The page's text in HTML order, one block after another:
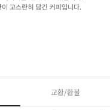
교환/환불